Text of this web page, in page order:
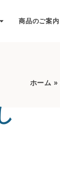
商品のご案内
ホーム »